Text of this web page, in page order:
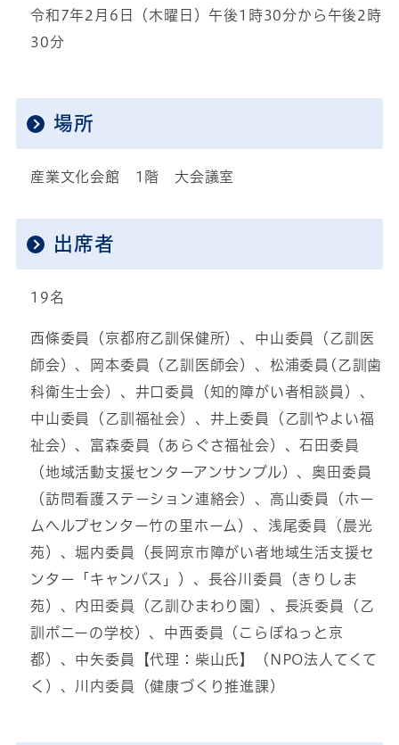
令和7年2月6日（木曜日）午後1時30分から午後2時
30分
場所
産業文化会館 1階 大会議室
出席者
19名
西條委員（京都府乙訓保健所）、中山委員（乙訓医
師会）、岡本委員（乙訓医師会）、松浦委員(乙訓歯
科衛生士会）、井口委員（知的障がい者相談員）、
中山委員（乙訓福祉会）、井上委員（乙訓やよい福
祉会）、富森委員（あらぐさ福祉会）、石田委員
（地域活動支援センターアンサンブル）、奥田委員
（訪問看護ステーション連絡会）、高山委員（ホー
ムヘルプセンター竹の里ホーム）、浅尾委員（晨光
苑）、堀内委員（長岡京市障がい者地域生活支援セ
ンター「キャンバス」）、長谷川委員（きりしま
苑）、内田委員（乙訓ひまわり園）、長浜委員（乙
訓ポニーの学校）、中西委員（こらぼねっと京
都）、中矢委員【代理：柴山氏】（NPO法人てくて
く）、川内委員（健康づくり推進課）